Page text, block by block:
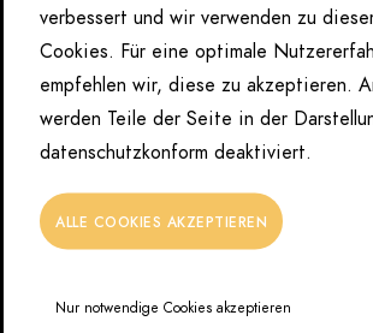
verbessert und wir verwenden zu
Cookies. Für eine optimale
empfehlen wir, diese zu akzeptieren.
werden Teile der Seite in der
datenschutzkonform deaktiviert.
ALLE COOKIES AKZEPTIEREN
Nur notwendige Cookies akzeptieren